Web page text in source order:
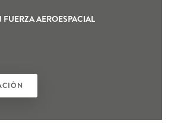
AEROESPACIAL